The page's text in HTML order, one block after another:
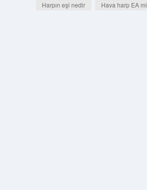
Harpın eşi nedir Hava harp EA mi